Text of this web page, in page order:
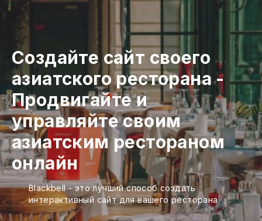
Создайте сайт своего
азиатского ресторана-
Продвигайте и
управляйте своим
азиатским рестораном
онлайн
Blackbell - это лучший способ создать
интерактивный сайт для вашего ресторана